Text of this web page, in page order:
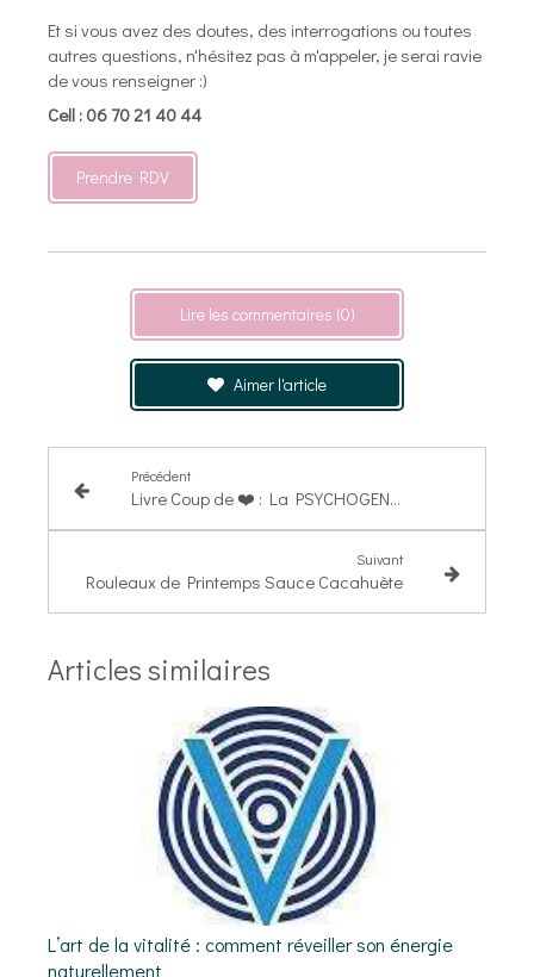
Et si vous avez des doutes, des interrogations ou toutes
autres questions, n'hésitez pas à m'appeler, je serai ravie
de vous renseigner :)
Cell : 06 70 21 40 44
Prendre RDV
Lire les commentaires (0)
Aimer l'article
Précédent
Livre Coup de ❤️ : La PSYCHOGENEALOGIE
Suivant
Rouleaux de Printemps Sauce Cacahuète
Articles similaires
L’art de la vitalité : comment réveiller son énergie
naturellement